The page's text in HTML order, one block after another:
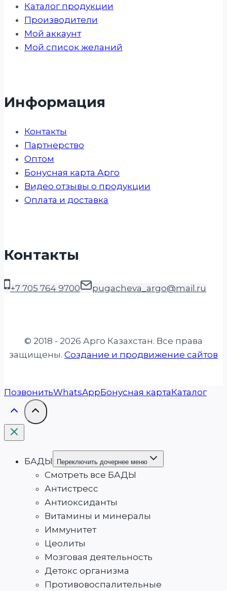
Каталог продукции
Производители
Мой аккаунт
Мой список желаний
Информация
Контакты
Партнерство
Оптом
Бонусная карта Арго
Видео отзывы о продукции
Оплата и доставка
Контакты
+7 705 764 9700 pugacheva_argo@mail.ru
© 2018 - 2026 Арго Казахстан. Все права
защищены. Создание и продвижение сайтов
ПозвонитьWhatsAppБонусная картаКаталог
БАДЫ Переключить дочернее меню
Смотреть все БАДЫ
Антистресс
Антиоксиданты
Витамины и минералы
Иммунитет
Цеолиты
Мозговая деятельность
Детокс организма
Противовоспалительные